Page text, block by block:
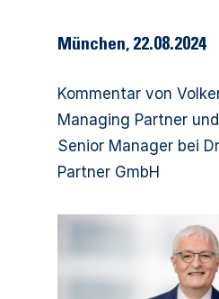
München, 22.08.2024
Kommentar von
Managing Partner
Senior Manager bei
Partner GmbH